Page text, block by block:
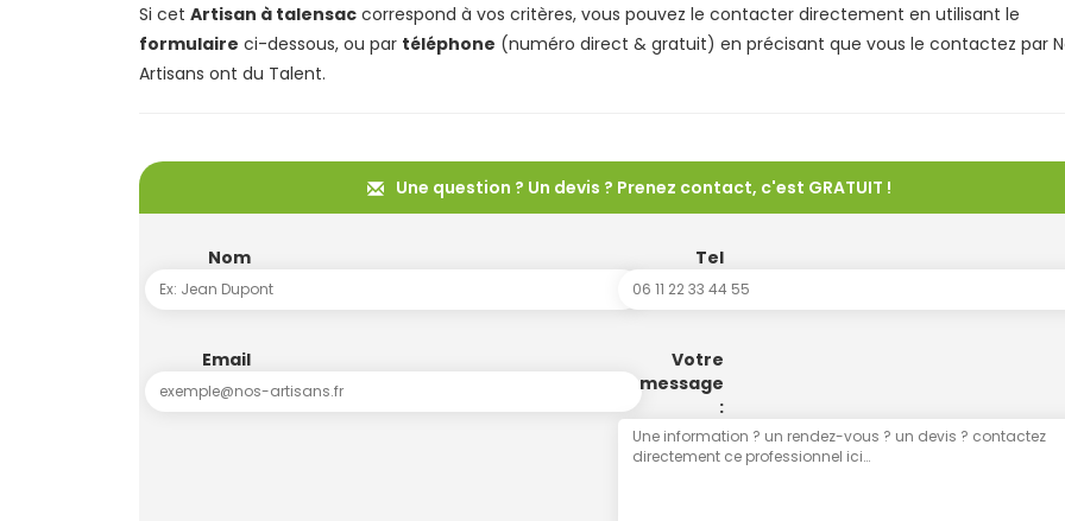
Si cet Artisan à talensac correspond à vos critères, vous pouvez le contacter directement en utilisant le
formulaire ci-dessous, ou par téléphone (numéro direct & gratuit) en précisant que vous le contactez par
Artisans ont du Talent.
Une question ? Un devis ? Prenez contact, c'est GRATUIT !
Nom Tel
Email
Votre
message
: